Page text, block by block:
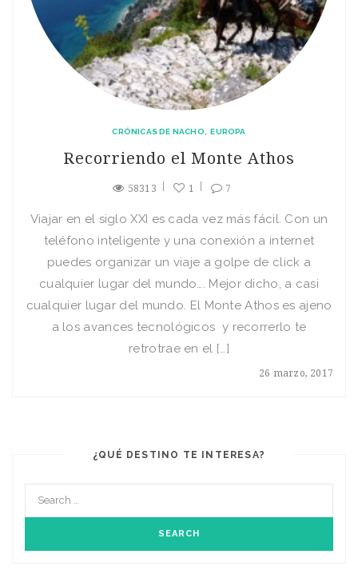
CRÓNICAS DE NACHO EUROPA
Recorriendo el Monte Athos
58313 1 7
26 marzo, 2017
Viajar en el siglo XXI es cada vez más fácil. Con un
teléfono inteligente y una conexión a internet
puedes organizar un viaje a golpe de click a
cualquier lugar del mundo…. Mejor dicho, a casi
cualquier lugar del mundo. El Monte Athos es ajeno
a los avances tecnológicos y recorrerlo te
retrotrae en el […]
¿QUÉ DESTINO TE INTERESA?